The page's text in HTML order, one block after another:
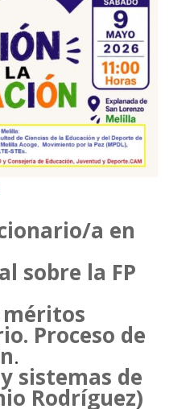
a en
sobre la FP
méritos
Proceso de
.
sistemas de
Rodríguez)